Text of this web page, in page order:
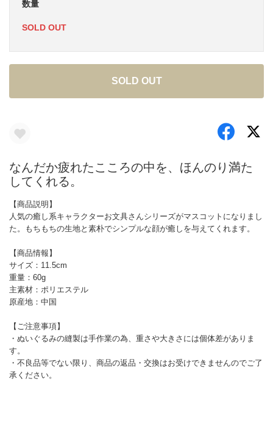
数量
SOLD OUT
SOLD OUT